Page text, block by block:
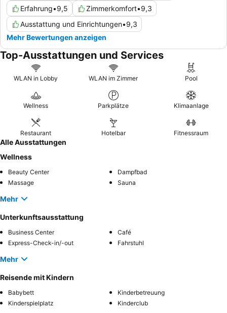
Erfahrung•9,5 Zimmerkomfort•9,3
Ausstattung und Einrichtungen•9,3
Mehr Bewertungen anzeigen
Top-Ausstattungen und Services
WLAN in Lobby WLAN im Zimmer Pool
Wellness Parkplätze Klimaanlage
Restaurant Hotelbar Fitnessraum
Alle Ausstattungen
Wellness
Beauty Center
Dampfbad
Massage
Sauna
Mehr
Unterkunftsausstattung
Business Center
Café
Express-Check-in/-out
Fahrstuhl
Mehr
Reisende mit Kindern
Babybett
Kinderbetreuung
Kinderspielplatz
Kinderclub